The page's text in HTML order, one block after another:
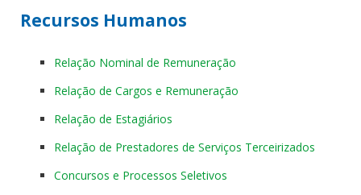
Recursos Humanos
Relação Nominal de Remuneração
Relação de Cargos e Remuneração
Relação de Estagiários
Relação de Prestadores de Serviços Terceirizados
Concursos e Processos Seletivos